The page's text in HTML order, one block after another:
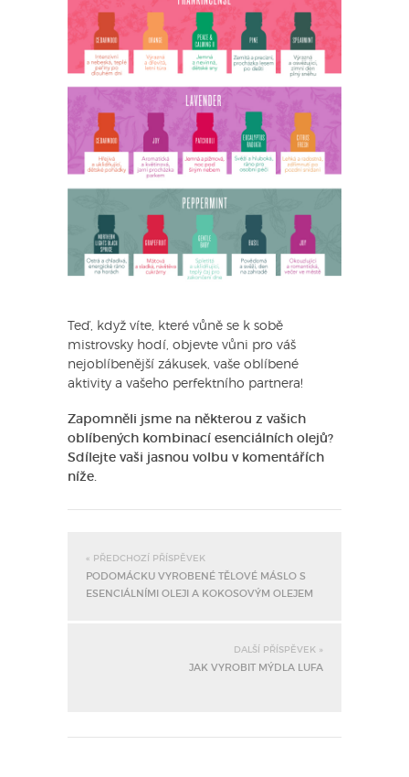
Teď, když víte, které vůně se k sobě
mistrovsky hodí, objevte vůni pro váš
nejoblíbenější zákusek, vaše oblíbené
aktivity a vašeho perfektního partnera!
Zapomněli jsme na některou z vašich
oblíbených kombinací esenciálních olejů?
Sdílejte vaši jasnou volbu v komentářích
níže.
« PŘEDCHOZÍ PŘÍSPĚVEK
PODOMÁCKU VYROBENÉ TĚLOVÉ MÁSLO S
ESENCIÁLNÍMI OLEJI A KOKOSOVÝM OLEJEM
DALŠÍ PŘÍSPĚVEK »
JAK VYROBIT MÝDLA LUFA